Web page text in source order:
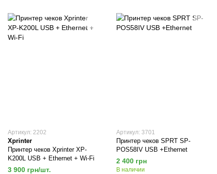
Артикул: 2202
Xprinter
Принтер чеков Xprinter XP-
K200L USB + Ethernet + Wi-Fi
3 900 грн/шт.
Артикул: 3701
Принтер чеков SPRT SP-
POS58IV USB +Ethernet
2 400 грн
В наличии